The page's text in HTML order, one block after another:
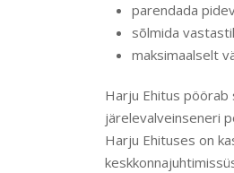
parendada
sõlmida
maksimaalselt
Harju Ehitus
järelevalveinseneri
Harju Ehituses on